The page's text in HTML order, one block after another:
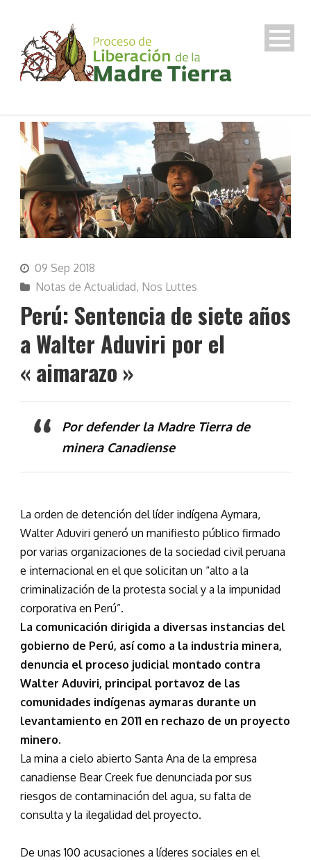
09 Sep 2018
Notas de Actualidad, Nos Luttes
Perú: Sentencia de siete años
a Walter Aduviri por el
« aimarazo »
Por defender la Madre Tierra de
minera Canadiense
La orden de detención del líder indígena Aymara,
Walter Aduviri generó un manifiesto público firmado
por varias organizaciones de la sociedad civil peruana
e internacional en el que solicitan un “alto a la
criminalización de la protesta social y a la impunidad
corporativa en Perú”.
La comunicación dirigida a diversas instancias del
gobierno de Perú, así como a la industria minera,
denuncia el proceso judicial montado contra
Walter Aduviri, principal portavoz de las
comunidades indígenas aymaras durante un
levantamiento en 2011 en rechazo de un proyecto
minero.
La mina a cielo abierto Santa Ana de la empresa
canadiense Bear Creek fue denunciada por sus
riesgos de contaminación del agua, su falta de
consulta y la ilegalidad del proyecto.
De unas 100 acusaciones a líderes sociales en el